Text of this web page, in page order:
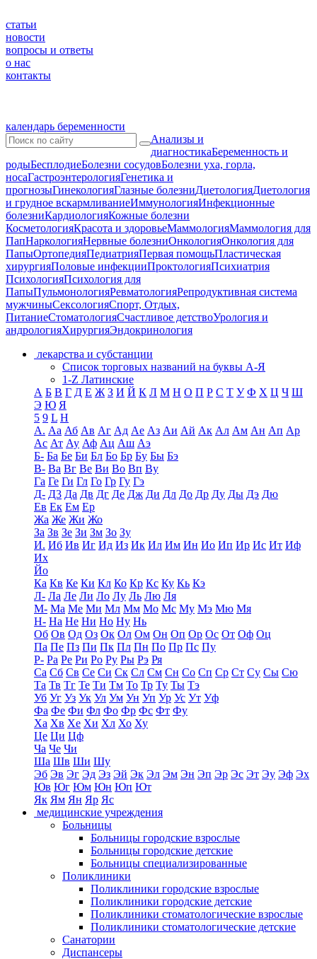
статьи
новости
вопросы и ответы
о нас
контакты
календарь беременности
Анализы и
диагностикаБеременность и
родыБесплодиеБолезни сосудовБолезни уха, горла,
носаГастроэнтерологияГенетика и
прогнозыГинекологияГлазные болезниДиетологияДиетология
и грудное вскармливаниеИммунологияИнфекционные
болезниКардиологияКожные болезни
КосметологияКрасота и здоровьеМаммологияМаммология для
ПапНаркологияНервные болезниОнкологияОнкология для
ПапыОртопедияПедиатрияПервая помощьПластическая
хирургияПоловые инфекцииПроктологияПсихиатрия
ПсихологияПсихология для
ПапыПульмонологияРевматологияРепродуктивная система
мужчиныСексологияСпорт, Отдых,
ПитаниеСтоматологияСчастливое детствоУрология и
андрологияХирургияЭндокринология
лекарства и субстанции
Список торговых названий на буквы А-Я
1-Z Латинские
А Б В Г Д Е Ж З И Й К Л М Н О П Р С Т У Ф Х Ц Ч Ш
Э Ю Я
5 9 L H
А. Аа Аб Ав Аг Ад Ае Аз Аи Ай Ак Ал Ам Ан Ап Ар
Ас Ат Ау Аф Ац Аш Аэ
Б- Ба Бе Би Бл Бо Бр Бу Бы Бэ
В- Ва Вг Ве Ви Во Вп Ву
Га Ге Ги Гл Го Гр Гу Гэ
Д- Д3 Да Дв Дг Де Дж Ди Дл До Др Ду Ды Дэ Дю
Ев Ек Ем Ер
Жа Же Жи Жо
За Зв Зе Зи Зм Зо Зу
И. Иб Ив Иг Ид Из Ик Ил Им Ин Ио Ип Ир Ис Ит Иф
Их
Йо
Ка Кв Ке Ки Кл Ко Кр Кс Ку Кь Кэ
Л- Ла Ле Ли Ло Лу Ль Лю Ля
М- Ма Ме Ми Мл Мм Мо Мс Му Мэ Мю Мя
Н- На Не Ни Но Ну Нь
Об Ов Од Оз Ок Ол Ом Он Оп Ор Ос От Оф Оц
Па Пе Пз Пи Пк Пл Пн По Пр Пс Пу
Р- Ра Ре Ри Ро Ру Ры Рэ Ря
Са Сб Св Се Си Ск Сл См Сн Со Сп Ср Ст Су Сы Сю
Та Тв Тг Те Ти Тм То Тр Ту Ты Тэ
Уб Уг Уз Ук Ул Ум Ун Уп Ур Ус Ут Уф
Фа Фе Фи Фл Фо Фр Фс Фт Фу
Ха Хв Хе Хи Хл Хо Ху
Це Ци Цф
Ча Че Чи
Ша Шв Ши Шу
Эб Эв Эг Эд Эз Эй Эк Эл Эм Эн Эп Эр Эс Эт Эу Эф Эх
Юв Юг Юм Юн Юп Ют
Як Ям Ян Яр Яс
медицинские учреждения
Больницы
Больницы городские взрослые
Больницы городские детские
Больницы специализированные
Поликлиники
Поликлиники городские взрослые
Поликлиники городские детские
Поликлиники стоматологические взрослые
Поликлиники стоматологические детские
Санатории
Диспансеры